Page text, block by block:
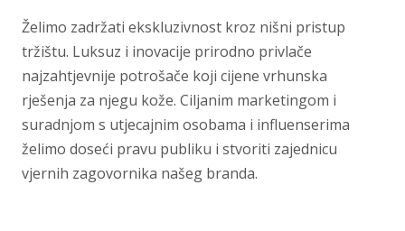
Želimo zadržati ekskluzivnost kroz nišni pristup
tržištu. Luksuz i inovacije prirodno privlače
najzahtjevnije potrošače koji cijene vrhunska
rješenja za njegu kože. Ciljanim marketingom i
suradnjom s utjecajnim osobama i influenserima
želimo doseći pravu publiku i stvoriti zajednicu
vjernih zagovornika našeg branda.